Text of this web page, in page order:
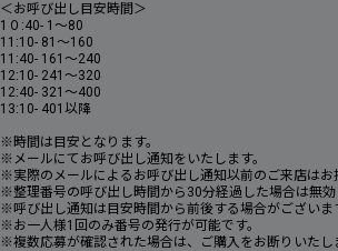
＜お呼び出し目安時間＞
1０:40- 1～80
11:10- 81～160
11:40- 161～240
12:10- 241～320
12:40- 321～400
13:10- 401以降
※時間は目安となります。
※メールにてお呼び出し通知をいたします。
※実際のメールによるお呼び出し通知以前のご来店はお
※整理番号の呼び出し時間から30分経過した場合は無
※呼び出し通知は目安時間から前後する場合がございま
※お一人様1回のみ番号の発行が可能です。
※複数応募が確認された場合は、ご購入をお断りいたし